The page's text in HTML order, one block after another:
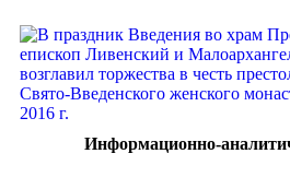
Информационно-